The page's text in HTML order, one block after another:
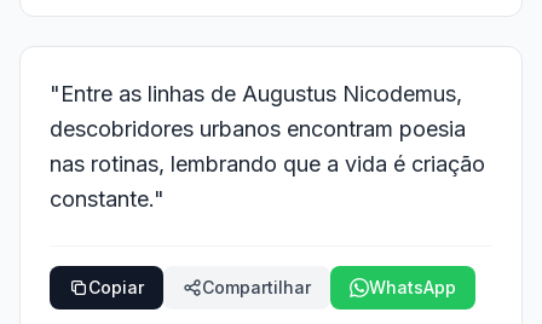
"Entre as linhas de Augustus Nicodemus,
descobridores urbanos encontram poesia
nas rotinas, lembrando que a vida é criação
constante."
Copiar Compartilhar WhatsApp